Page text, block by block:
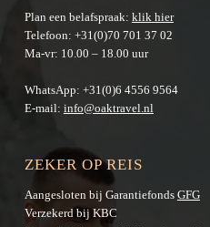
Plan een belafspraak: klik hier
Telefoon: +31(0)70 701 37 02
Ma-vr: 10.00 – 18.00 uur
WhatsApp: +31(0)6 4556 9564
E-mail: info@oaktravel.nl
ZEKER OP REIS
Aangesloten bij Garantiefonds GFG
Verzekerd bij KBC